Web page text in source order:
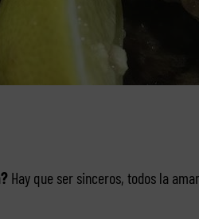
Hay que ser sinceros, todos la